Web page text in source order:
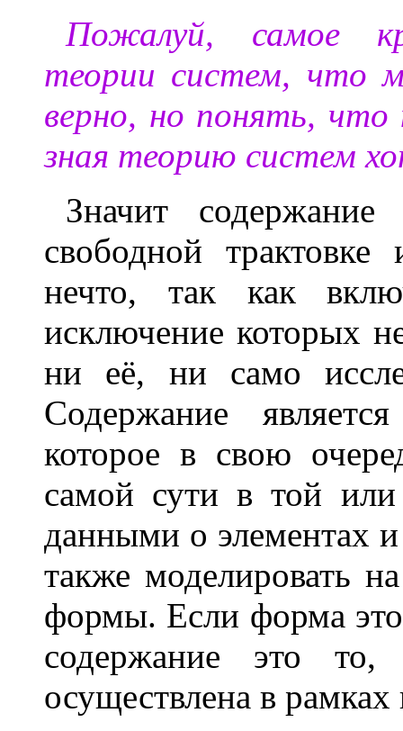
Пожалуй, самое
теории систем, что
верно, но понять,
зная теорию систем
Значит
свободной трактовке
нечто, так как
исключение которых
ни её, ни само
Содержание
которое в свою
самой сути в той или
данными о элементах
также моделировать
формы. Если форма это
содержание это то,
осуществлена в рамках